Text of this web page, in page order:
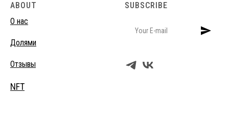
ABOUT
О нас
Долями
Отзывы
NFT
SUBSCRIBE